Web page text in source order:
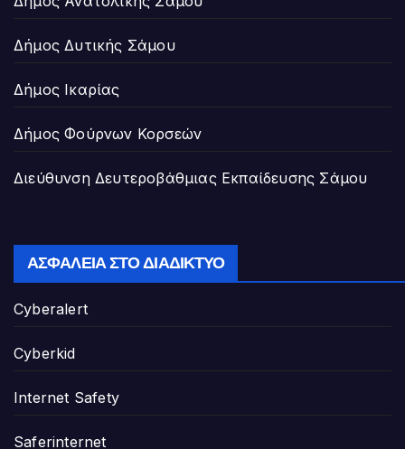
Δήμος Δυτικής Σάμου
Δήμος Ικαρίας
Δήμος Φούρνων Κορσεών
Διεύθυνση Δευτεροβάθμιας Εκπαίδευσης Σάμου
ΑΣΦΆΛΕΙΑ ΣΤΟ ΔΙΑΔΊΚΤΥΟ
Cyberalert
Cyberkid
Internet Safety
Saferinternet